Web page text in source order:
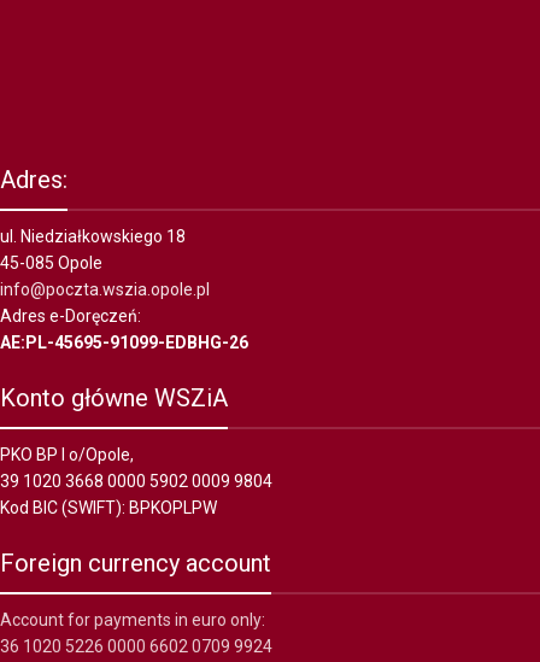
Adres:
ul. Niedziałkowskiego 18
45-085 Opole
info@poczta.wszia.opole.pl
Adres e-Doręczeń:
AE:PL-45695-91099-EDBHG-26
Konto główne WSZiA
PKO BP I o/Opole,
39 1020 3668 0000 5902 0009 9804
Kod BIC (SWIFT): BPKOPLPW
Foreign currency account
Account for payments in euro only:
36 1020 5226 0000 6602 0709 9924